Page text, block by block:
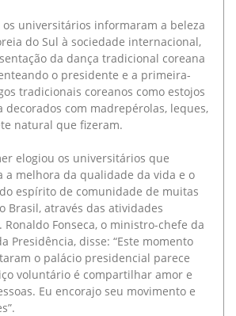
os universitários informaram a beleza
do Sul à sociedade internacional,
da dança tradicional coreana
o presidente e a primeira-
tradicionais coreanos como estojos
decorados com madrepérolas, leques,
natural que fizeram.
elogiou os universitários que
melhora da qualidade da vida e o
espírito de comunidade de muitas
Brasil, através das atividades
Fonseca, o ministro-chefe da
Presidência, disse: “Este momento
o palácio presidencial parece
voluntário é compartilhar amor e
Eu encorajo seu movimento e